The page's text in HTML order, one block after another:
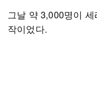
그날 약 3,000명이
작이었다.